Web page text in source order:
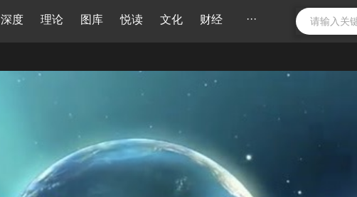
深度 理论 图库 悦读 文化 财经 ···